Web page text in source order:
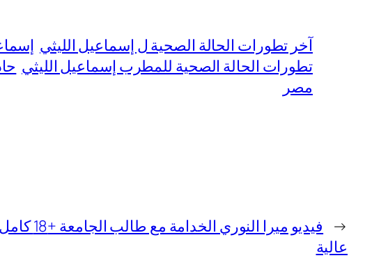
آخر تطورات الحالة الصحية ل إسماعيل الليثي
تطورات الحالة الصحية للمطرب إسماعيل الليثي
مصر
←
فيديو ميرا النوري
عالية